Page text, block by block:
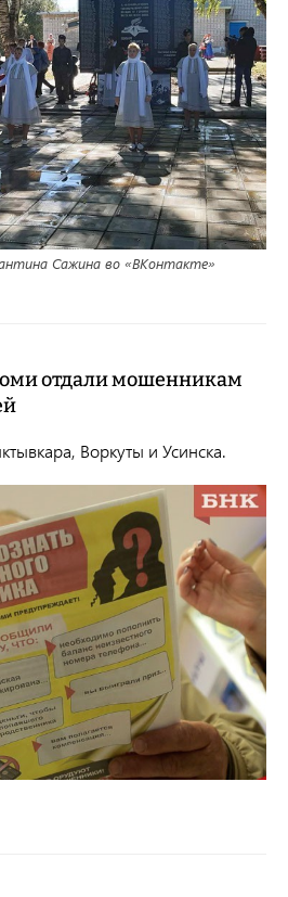
Сажина во «ВКонтакте»
отдали мошенникам
Воркуты и Усинска.